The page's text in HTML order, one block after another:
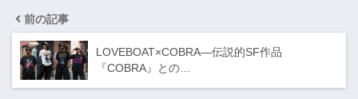
前の記事
LOVEBOAT×COBRA―伝説的SF作品
『COBRA』との…